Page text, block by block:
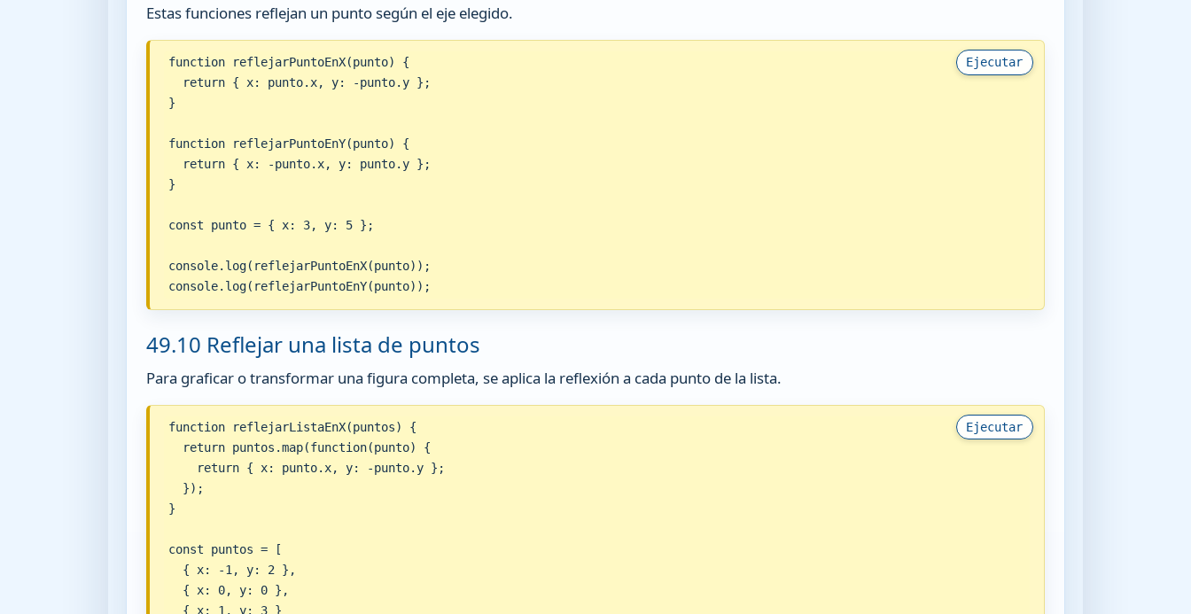
Estas funciones reflejan un punto según el eje elegido.
Ejecutar
function reflejarPuntoEnX(punto) {
  return { x: punto.x, y: -punto.y };
}
function reflejarPuntoEnY(punto) {
  return { x: -punto.x, y: punto.y };
}
const punto = { x: 3, y: 5 };
console.log(reflejarPuntoEnX(punto));
console.log(reflejarPuntoEnY(punto));
49.10 Reflejar una lista de puntos
Para graficar o transformar una figura completa, se aplica la reflexión a cada punto de la lista.
Ejecutar
function reflejarListaEnX(puntos) {
  return puntos.map(function(punto) {
    return { x: punto.x, y: -punto.y };
  });
}
const puntos = [
  { x: -1, y: 2 },
  { x: 0, y: 0 },
  { x: 1, y: 3 }